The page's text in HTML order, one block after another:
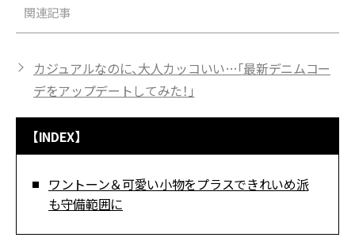
関連記事
カジュアルなのに、大人カッコいい…「最新デニムコー
デをアップデートしてみた！」
【INDEX】
ワントーン＆可愛い小物をプラスできれいめ派
も守備範囲に